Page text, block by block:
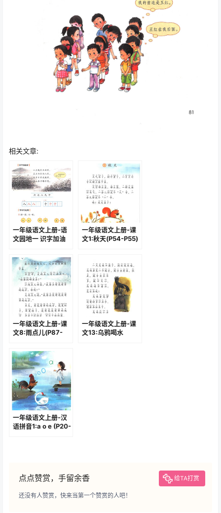
相关文章:
一年级语文上册-语
文园地一 识字加油
一年级语文上册-课
文1:秋天(P54-P55)
一年级语文上册-课
文8:雨点儿(P87-
一年级语文上册-课
文13:乌鸦喝水
一年级语文上册-汉
语拼音1:a o e (P20-
点点赞赏，手留余香 给TA打赏
还没有人赞赏，快来当第一个赞赏的人吧！